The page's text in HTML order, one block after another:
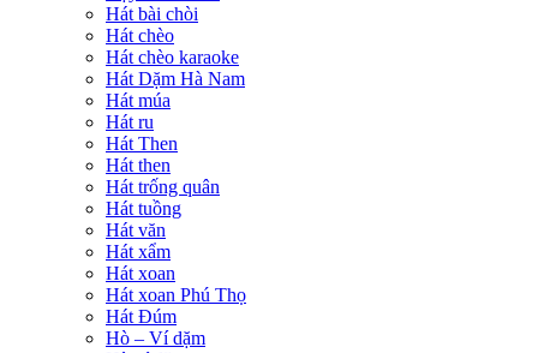
Hát bài chòi
Hát chèo
Hát chèo karaoke
Hát Dặm Hà Nam
Hát múa
Hát ru
Hát Then
Hát then
Hát trống quân
Hát tuồng
Hát văn
Hát xẩm
Hát xoan
Hát xoan Phú Thọ
Hát Đúm
Hò – Ví dặm